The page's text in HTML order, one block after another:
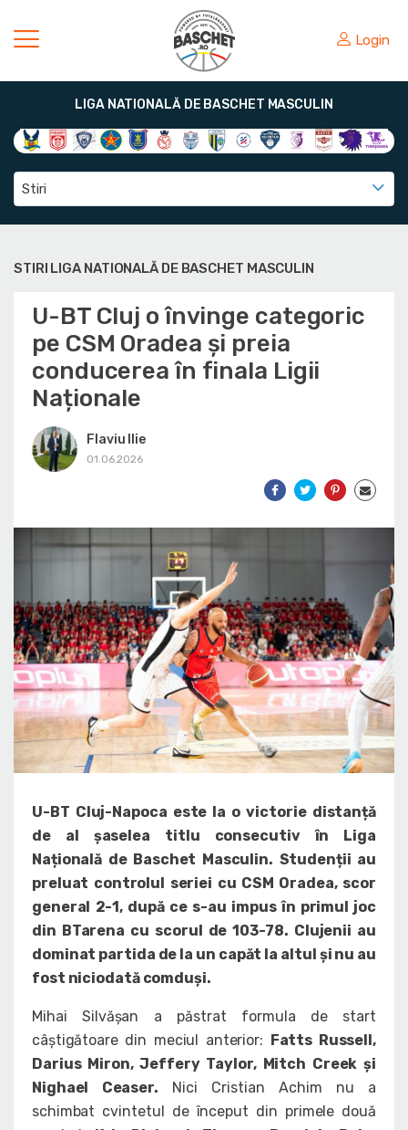
Login
LIGA NATIONALĂ DE BASCHET MASCULIN
Stiri
STIRI LIGA NATIONALĂ DE BASCHET MASCULIN
U-BT Cluj o învinge categoric
pe CSM Oradea și preia
conducerea în finala Ligii
Naționale
Flaviu Ilie
01.06.2026
U-BT Cluj-Napoca este la o victorie distanță
de al șaselea titlu consecutiv în Liga
Națională de Baschet Masculin. Studenții au
preluat controlul seriei cu CSM Oradea, scor
general 2-1, după ce s-au impus în primul joc
din BTarena cu scorul de 103-78. Clujenii au
dominat partida de la un capăt la altul și nu au
fost niciodată comduși.
Mihai Silvășan a păstrat formula de start
câștigătoare din meciul anterior:
Fatts Russell,
Darius Miron, Jeffery Taylor, Mitch Creek și
Nighael Ceaser. Nici Cristian Achim nu a
schimbat cvintetul de început din primele două